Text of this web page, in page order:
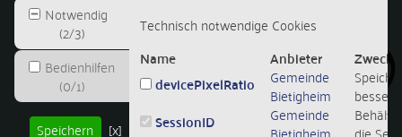
Notwendig
(2/3)
Bedienhilfen
(0/1)
Speichern
[x]
Technisch notwendige Cookies
Name Anbieter
Zweck
devicePixelRatio
Gemeinde
Bietigheim
SessionID
Gemeinde
Behält